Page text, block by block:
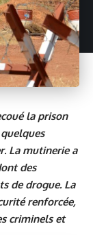
la prison
La mutinerie a
des
de drogue. La
renforcée,
criminels et